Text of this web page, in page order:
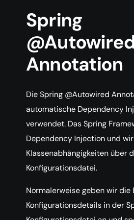
Spring
Annotation
Die Spring @Autowired
automatische Dependency
verwendet. Das Spring
Dependency Injection und
Klassenabhängigkeiten über
Konfigurationsdatei.
Normalerweise geben wir die
Konfigurationsdetails in der